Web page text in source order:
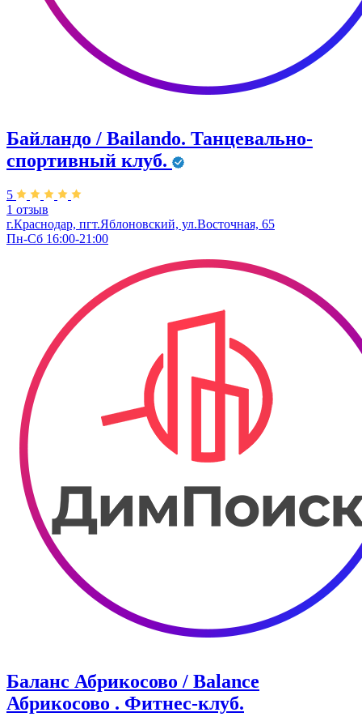
Байландо / Bailando. Танцевально-
спортивный клуб.
5
1 отзыв
г.Краснодар, пгт.Яблоновский, ул.Восточная, 65
Пн-Сб 16:00-21:00
Баланс Абрикосово / Balance
Абрикосово . Фитнес-клуб.